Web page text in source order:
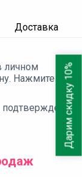
Доставка
личном
Нажмите
Дарим скидку 10%